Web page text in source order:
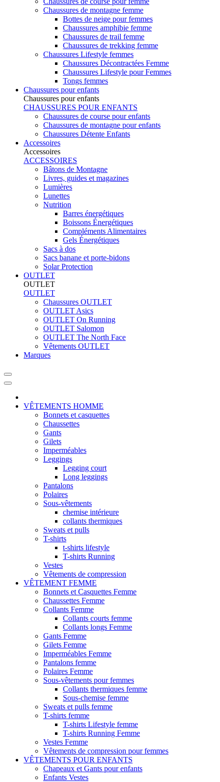
Chaussures de montagne femme
Bottes de neige pour femmes
Chaussures amphibie femme
Chaussures de trail femme
Chaussures de trekking femme
Chaussures Lifestyle femmes
Chaussures Décontractées Femme
Chaussures Lifestyle pour Femmes
Tongs femmes
Chaussures pour enfants
Chaussures pour enfants
CHAUSSURES POUR ENFANTS
Chaussures de course pour enfants
Chaussures de montagne pour enfants
Chaussures Détente Enfants
Accessoires
Accessoires
ACCESSOIRES
Bâtons de Montagne
Livres, guides et magazines
Lumières
Lunettes
Nutrition
Barres énergétiques
Boissons Énergétiques
Compléments Alimentaires
Gels Énergétiques
Sacs à dos
Sacs banane et porte-bidons
Solar Protection
OUTLET
OUTLET
OUTLET
Chaussures OUTLET
OUTLET Asics
OUTLET On Running
OUTLET Salomon
OUTLET The North Face
Vêtements OUTLET
Marques
VÊTEMENTS HOMME
Bonnets et casquettes
Chaussettes
Gants
Gilets
Imperméables
Leggings
Legging court
Long leggings
Pantalons
Polaires
Sous-vêtements
chemise intérieure
collants thermiques
Sweats et pulls
T-shirts
t-shirts lifestyle
T-shirts Running
Vestes
Vêtements de compression
VÊTEMENT FEMME
Bonnets et Casquettes Femme
Chaussettes Femme
Collants Femme
Collants courts femme
Collants longs Femme
Gants Femme
Gilets Femme
Imperméables Femme
Pantalons femme
Polaires Femme
Sous-vêtements pour femmes
Collants thermiques femme
Sous-chemise femme
Sweats et pulls femme
T-shirts femme
T-shirts Lifestyle femme
T-shirts Running Femme
Vestes Femme
Vêtements de compression pour femmes
VÊTEMENTS POUR ENFANTS
Chapeaux et Gants pour enfants
Enfants Vestes